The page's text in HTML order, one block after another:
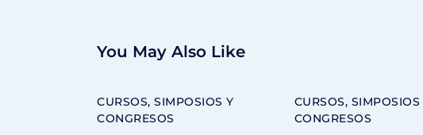
You May Also Like
CURSOS, SIMPOSIOS Y
CONGRESOS
CURSOS, SIMPOSIOS
CONGRESOS